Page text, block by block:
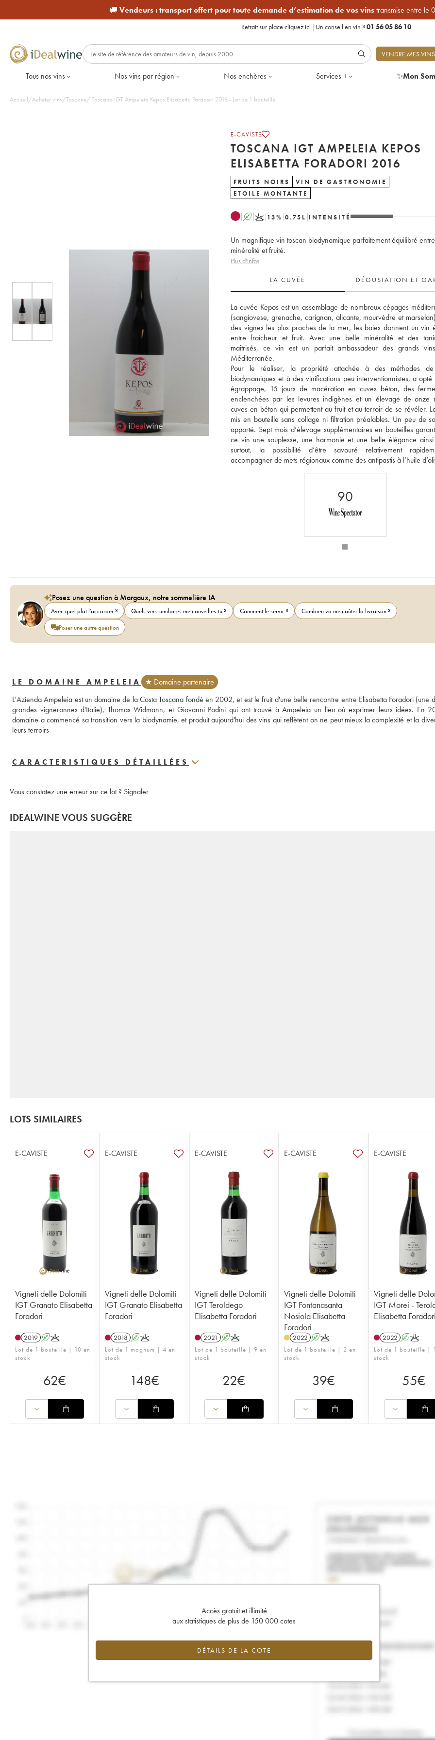
🚚 Vendeurs :transport offert pour toute demande d’estimation de vos vinstransmise entre le
Retrait sur place cliquez ici | Un conseil en vin ?01 56 05 86 10
VENDRE MES VINS
Tous nos vins Nos vins par région Nos enchères Services + ✨Mon
Accueil/Acheter vins/Toscane/ Toscana IGT Ampeleia Kepos Elisabetta Foradori 2016 - Lot de 1 bouteille
E-CAVISTE
TOSCANA IGT AMPELEIA KEPOS
ELISABETTA FORADORI 2016
FRUITS NOIRS
VIN DE GASTRONOMIE
ETOILE MONTANTE
A K 13% 0.75 L INTENSITÉ
Un magnifique vin toscan biodynamique parfaitement équilibré entre
minéralité et fruité.
Plus d'infos
LA CUVÉE DÉGUSTATION ET
La cuvée Kepos est un assemblage de nombreux cépages
(sangiovese, grenache, carignan, alicante, mourvèdre et
des vignes les plus proches de la mer, les baies donnent un vin
entre fraîcheur et fruit. Avec une belle minéralité et des
maitrisés, ce vin est un parfait ambassadeur des grands
Méditerranée.
Pour le réaliser, la propriété attachée à des méthodes de
biodynamiques et à des vinifications peu interventionnistes, a opté
égrappage, 15 jours de macération en cuves béton, des
enclenchées par les levures indigènes et un élevage de onze
cuves en béton qui permettent au fruit et au terroir de se révéler.
mis en bouteille sans collage ni filtration préalables. Un peu de
apporté. Sept mois d’élevage supplémentaires en bouteilles
ce vin une souplesse, une harmonie et une belle élégance
surtout, la possibilité d’être savouré relativement
accompagner de mets régionaux comme des antipastis à l’huile
90
Posez une question à Margaux, notre sommelière IA
Avec quel plat l'accorder ? Quels vins similaires me conseilles-tu ? Comment le servir ?
Combien va me coûter la livraison ?
Poser une autre question
LE DOMAINE AMPELEIA
★ Domaine partenaire
L'Azienda Ampeleia est un domaine de la Costa Toscana fondé en 2002, et est le fruit d'une belle rencontre entre Elisabetta Foradori (une
grandes vigneronnes d'Italie), Thomas Widmann, et Giovanni Podini qui ont trouvé à Ampeleia un lieu où exprimer leurs idées. En
domaine a commencé sa transition vers la biodynamie, et produit aujourd'hui des vins qui reflètent on ne peut mieux la complexité et la
leurs terroirs
CARACTERISTIQUES DÉTAILLÉES
Vous constatez une erreur sur ce lot ? Signaler
IDEALWINE VOUS SUGGÈRE
LOTS SIMILAIRES
E-CAVISTE
Vigneti delle Dolomiti
IGT Granato Elisabetta
Foradori
2019 AK
Lot de 1 bouteille | 10 en
stock
62€
E-CAVISTE
Vigneti delle Dolomiti
IGT Granato Elisabetta
Foradori
2018 AK
Lot de 1 magnum | 4 en
stock
148€
E-CAVISTE
Vigneti delle Dolomiti
IGT Teroldego
Elisabetta Foradori
2021 AK
Lot de 1 bouteille | 9 en
stock
22€
E-CAVISTE
Vigneti delle Dolomiti
IGT Fontanasanta
Nosiola Elisabetta
Foradori
2022 AK
Lot de 1 bouteille | 2 en
stock
39€
E-CAVISTE
Vigneti delle
IGT Morei -
Elisabetta Foradori
2022 AK
Lot de 1 bouteille |
stock
55€
Accès gratuit et illimité
aux statistiques de plus de 150 000 cotes
DÉTAILS DE LA COTE